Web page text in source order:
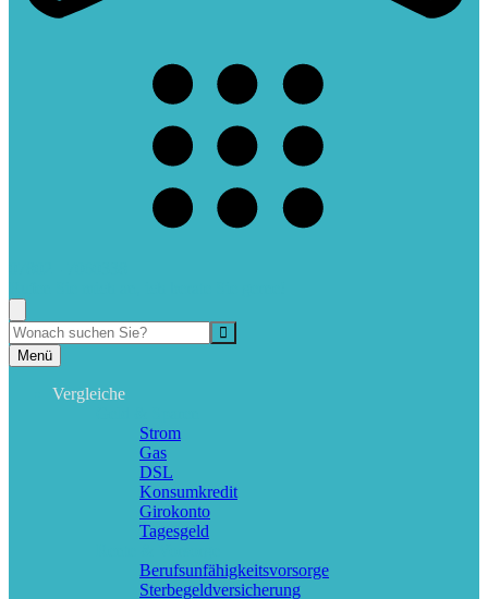
Menü
Vergleiche
Strom
Gas
DSL
Konsumkredit
Girokonto
Tagesgeld
Berufs­unfähigkeitsvorsorge
Sterbegeldversicherung